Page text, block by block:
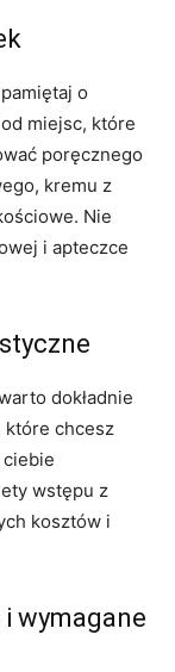
o
‍miejsc, które
poręcznego
kremu z
Nie
i apteczce
dokładnie
które chcesz
ciebie⁢
wstępu z
kosztów i
wymagane​